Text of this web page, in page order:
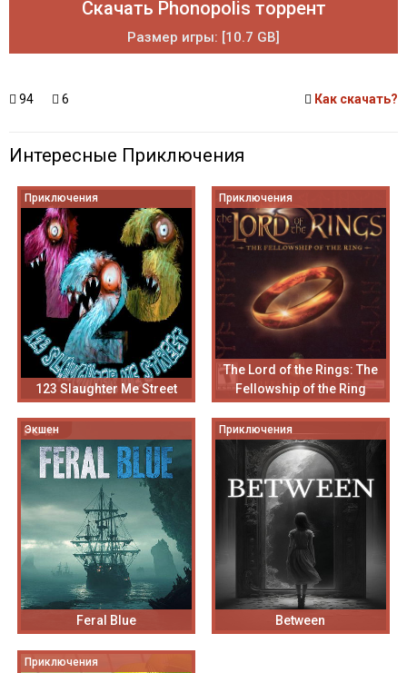
Скачать Phonopolis торрент
Размер игры: [10.7 GB]
94 6 Как скачать?
Интересные Приключения
Приключения
123 Slaughter Me Street
Приключения
The Lord of the Rings: The
Fellowship of the Ring
Экшен
Feral Blue
Приключения
Between
Приключения